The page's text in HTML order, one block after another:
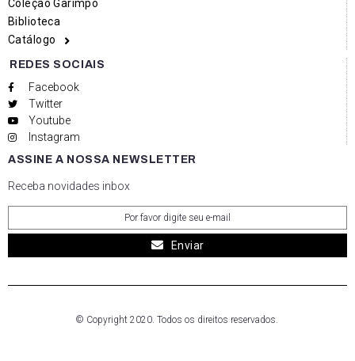
Coleção Garimpo
Biblioteca
Catálogo
REDES SOCIAIS
Facebook
Twitter
Youtube
Instagram
ASSINE A NOSSA NEWSLETTER
Receba novidades inbox
Enviar
© Copyright 2020. Todos os direitos reservados.